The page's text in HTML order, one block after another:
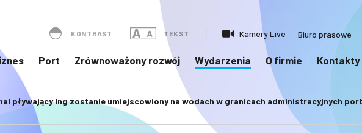
KONTRAST TEKST Kamery Live Biuro prasowe
Port Zrównoważony rozwój Wydarzenia O firmie Kontakty
pływający lng zostanie umiejscowiony na wodach w granicach administracyjnych